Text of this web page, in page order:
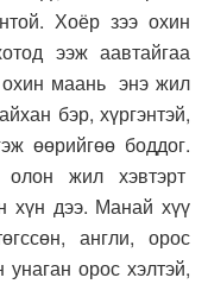
Хоёр зээ охин
ээж аавтайгаа
маань энэ жил
бэр, хүргэнтэй,
өөрийгөө боддог.
жил хэвтэрт
дээ. Манай хүү
англи, орос
орос хэлтэй,